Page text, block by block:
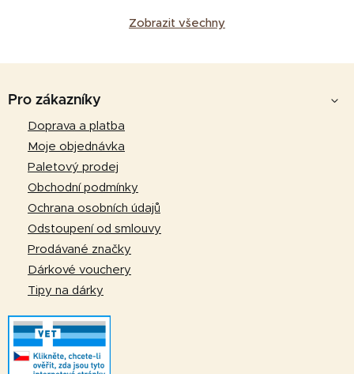
Zobrazit všechny
Pro zákazníky
Doprava a platba
Moje objednávka
Paletový prodej
Obchodní podmínky
Ochrana osobních údajů
Odstoupení od smlouvy
Prodávané značky
Dárkové vouchery
Tipy na dárky